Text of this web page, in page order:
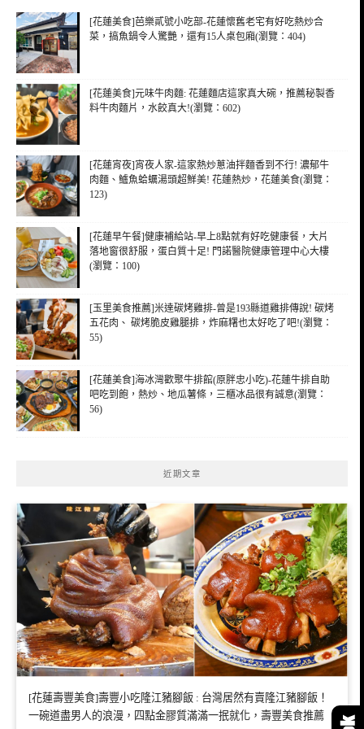
[花蓮美食]芭樂貳號小吃部-花蓮懷舊老宅有好吃熱炒合
菜，搞魚鍋令人驚艷，還有15人桌包廂(瀏覽：404)
[花蓮美食]元味牛肉麵: 花蓮麵店這家真大碗，推薦秘製香
料牛肉麵片，水餃真大!(瀏覽：602)
[花蓮宵夜]宵夜人家-這家熱炒蔥油拌麵香到不行! 濃郁牛
肉麵、鱸魚蛤蠣湯頭超鮮美! 花蓮熱炒，花蓮美食(瀏覽：
123)
[花蓮早午餐]健康補給站-早上8點就有好吃健康餐，大片
落地窗很舒服，蛋白質十足! 門諾醫院健康管理中心大樓
(瀏覽：100)
[玉里美食推薦]米達碳烤雞排-曾是193縣道雞排傳說! 碳烤
五花肉、 碳烤脆皮雞腿排，炸麻糬也太好吃了吧!(瀏覽：
55)
[花蓮美食]海冰灣歡聚牛排館(原胖忠小吃)-花蓮牛排自助
吧吃到飽，熱炒、地瓜薯條，三櫃冰品很有誠意(瀏覽：
56)
近期文章
[花蓮壽豐美食]壽豐小吃隆江豬腳飯 : 台灣居然有賣隆江豬腳飯！
一碗道盡男人的浪漫，四點金膠質滿滿一抿就化，壽豐美食推薦